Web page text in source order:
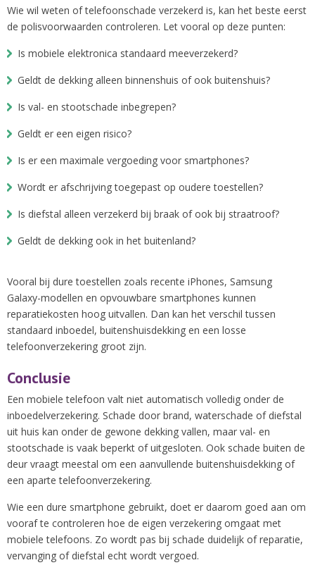
Wie wil weten of telefoonschade verzekerd is, kan het beste eerst
de polisvoorwaarden controleren. Let vooral op deze punten:
Is mobiele elektronica standaard meeverzekerd?
Geldt de dekking alleen binnenshuis of ook buitenshuis?
Is val- en stootschade inbegrepen?
Geldt er een eigen risico?
Is er een maximale vergoeding voor smartphones?
Wordt er afschrijving toegepast op oudere toestellen?
Is diefstal alleen verzekerd bij braak of ook bij straatroof?
Geldt de dekking ook in het buitenland?
Vooral bij dure toestellen zoals recente iPhones, Samsung
Galaxy-modellen en opvouwbare smartphones kunnen
reparatiekosten hoog uitvallen. Dan kan het verschil tussen
standaard inboedel, buitenshuisdekking en een losse
telefoonverzekering groot zijn.
Conclusie
Een mobiele telefoon valt niet automatisch volledig onder de
inboedelverzekering. Schade door brand, waterschade of diefstal
uit huis kan onder de gewone dekking vallen, maar val- en
stootschade is vaak beperkt of uitgesloten. Ook schade buiten de
deur vraagt meestal om een aanvullende buitenshuisdekking of
een aparte telefoonverzekering.
Wie een dure smartphone gebruikt, doet er daarom goed aan om
vooraf te controleren hoe de eigen verzekering omgaat met
mobiele telefoons. Zo wordt pas bij schade duidelijk of reparatie,
vervanging of diefstal echt wordt vergoed.